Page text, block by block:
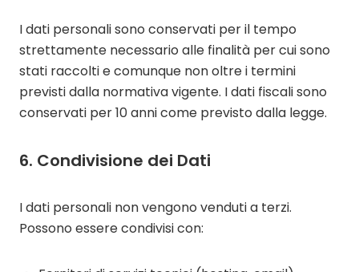
I dati personali sono conservati per il tempo
strettamente necessario alle finalità per cui sono
stati raccolti e comunque non oltre i termini
previsti dalla normativa vigente. I dati fiscali sono
conservati per 10 anni come previsto dalla legge.
6. Condivisione dei Dati
I dati personali non vengono venduti a terzi.
Possono essere condivisi con: